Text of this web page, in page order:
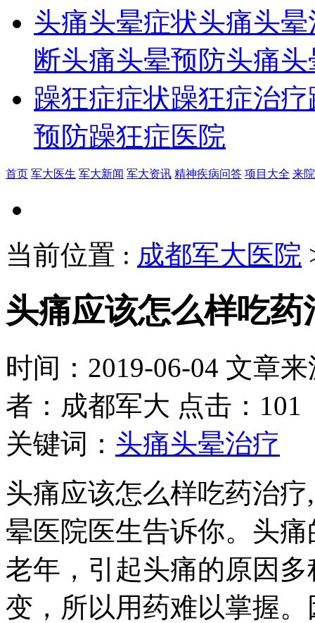
头痛头晕症状头痛头
断头痛头晕预防头痛
躁狂症症状躁狂症治疗
预防躁狂症医院
首页 军大医生 军大新闻 军大资讯 精神疾病问答 项目大全 来
当前位置 : 成都军大医院
头痛应该怎么样吃
时间：2019-06-04 文章
者：成都军大 点击：101
关键词： 头痛头晕治疗
头痛应该怎么样吃药治
晕医院医生告诉你。头
老年，引起头痛的原因
变，所以用药难以掌握